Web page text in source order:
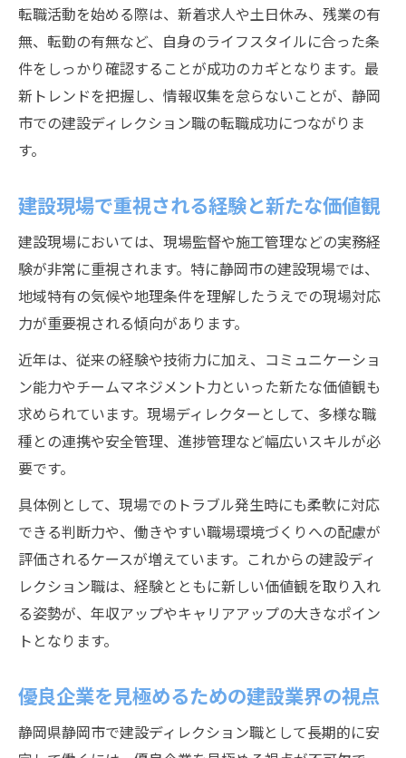
転職活動を始める際は、新着求人や土日休み、残業の有
無、転勤の有無など、自身のライフスタイルに合った条
件をしっかり確認することが成功のカギとなります。最
新トレンドを把握し、情報収集を怠らないことが、静岡
市での建設ディレクション職の転職成功につながりま
す。
建設現場で重視される経験と新たな価値観
建設現場においては、現場監督や施工管理などの実務経
験が非常に重視されます。特に静岡市の建設現場では、
地域特有の気候や地理条件を理解したうえでの現場対応
力が重要視される傾向があります。
近年は、従来の経験や技術力に加え、コミュニケーショ
ン能力やチームマネジメント力といった新たな価値観も
求められています。現場ディレクターとして、多様な職
種との連携や安全管理、進捗管理など幅広いスキルが必
要です。
具体例として、現場でのトラブル発生時にも柔軟に対応
できる判断力や、働きやすい職場環境づくりへの配慮が
評価されるケースが増えています。これからの建設ディ
レクション職は、経験とともに新しい価値観を取り入れ
る姿勢が、年収アップやキャリアアップの大きなポイン
トとなります。
優良企業を見極めるための建設業界の視点
静岡県静岡市で建設ディレクション職として長期的に安